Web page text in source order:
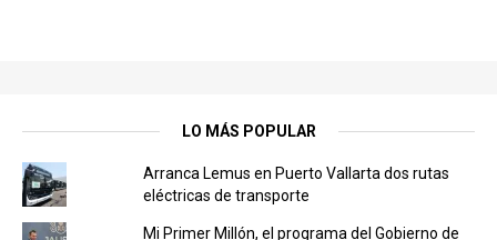
LO MÁS POPULAR
Arranca Lemus en Puerto Vallarta dos rutas
eléctricas de transporte
Mi Primer Millón, el programa del Gobierno de